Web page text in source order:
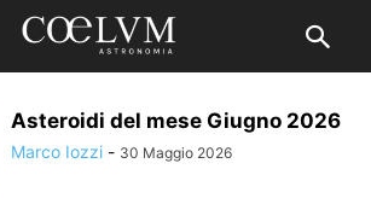
Asteroidi del mese Giugno 2026
Marco Iozzi - 30 Maggio 2026